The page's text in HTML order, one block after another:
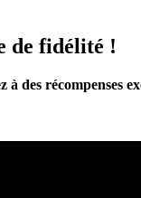
de fidélité !
à des récompenses